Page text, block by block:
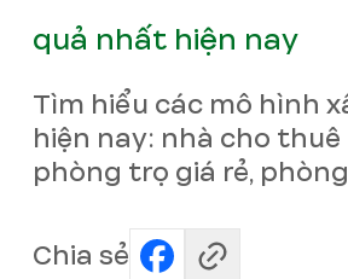
quả nhất hiện nay
Tìm hiểu các mô hình
hiện nay: nhà cho
phòng trọ giá rẻ,
Chia sẻ